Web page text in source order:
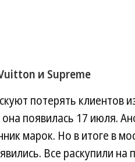
и Supreme
потерять клиентов
появилась 17 июля.
марок. Но в итоге в
Все раскупили на